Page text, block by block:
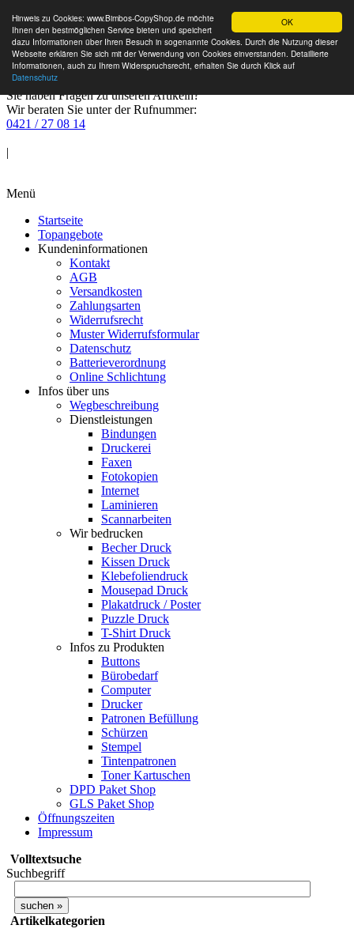
OK
Hinweis zu Cookies: www.Bimbos-CopyShop.de möchte
Ihnen den bestmöglichen Service bieten und speichert
dazu Informationen über Ihren Besuch in sogenannte Cookies. Durch die Nutzung dieser
Webseite erklären Sie sich mit der Verwendung von Cookies einverstanden. Detaillierte
Informationen, auch zu Ihrem Widerspruchsrecht, erhalten Sie durch Klick auf
Datenschutz
Sie haben Fragen zu unseren Artikeln?
Wir beraten Sie unter der Rufnummer:
0421 / 27 08 14
|
Menü
Startseite
Topangebote
Kundeninformationen
Kontakt
AGB
Versandkosten
Zahlungsarten
Widerrufsrecht
Muster Widerrufsformular
Datenschutz
Batterieverordnung
Online Schlichtung
Infos über uns
Wegbeschreibung
Dienstleistungen
Bindungen
Druckerei
Faxen
Fotokopien
Internet
Laminieren
Scannarbeiten
Wir bedrucken
Becher Druck
Kissen Druck
Klebefoliendruck
Mousepad Druck
Plakatdruck / Poster
Puzzle Druck
T-Shirt Druck
Infos zu Produkten
Buttons
Bürobedarf
Computer
Drucker
Patronen Befüllung
Schürzen
Stempel
Tintenpatronen
Toner Kartuschen
DPD Paket Shop
GLS Paket Shop
Öffnungszeiten
Impressum
Volltextsuche
Suchbegriff
Artikelkategorien